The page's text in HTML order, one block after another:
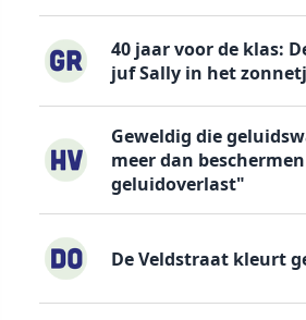
40 jaar voor de klas:
juf Sally in het
Geweldig die
meer dan
geluidoverlast"
De Veldstraat kleurt